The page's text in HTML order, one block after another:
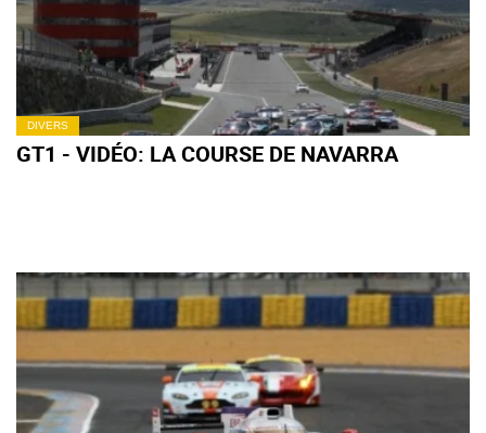
DIVERS
GT1 - VIDÉO: LA COURSE DE NAVARRA